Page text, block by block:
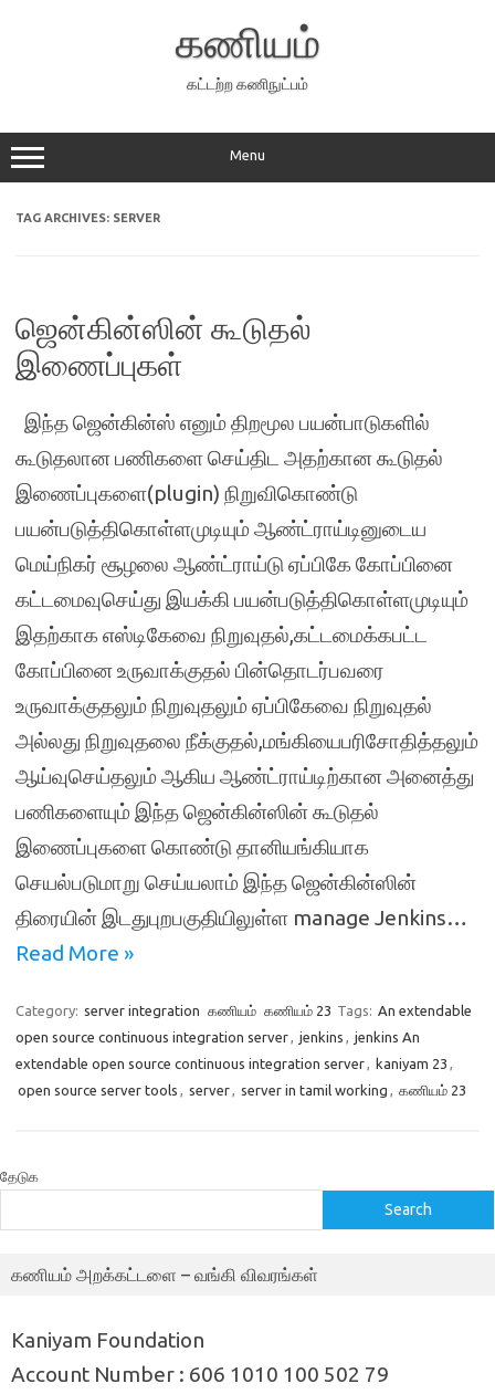
கணியம்
கட்டற்ற கணிநுட்பம்
Menu
TAG ARCHIVES: SERVER
ஜென்கின்ஸின் கூடுதல்
இணைப்புகள்
இந்த ஜென்கின்ஸ் எனும் திறமூல பயன்பாடுகளில்
கூடுதலான பணிகளை செய்திட அதற்கான கூடுதல்
இணைப்புகளை(plugin) நிறுவிகொண்டு
பயன்படுத்திகொள்ளமுடியும் ஆண்ட்ராய்டினுடைய
மெய்நிகர் சூழலை ஆண்ட்ராய்டு ஏப்பிகே கோப்பினை
கட்டமைவுசெய்து இயக்கி பயன்படுத்திகொள்ளமுடியும்
இதற்காக எஸ்டிகேவை நிறுவுதல்,கட்டமைக்கபட்ட
கோப்பினை உருவாக்குதல் பின்தொடர்பவரை
உருவாக்குதலும் நிறுவுதலும் ஏப்பிகேவை நிறுவுதல்
அல்லது நிறுவுதலை நீக்குதல்,மங்கியைபரிசோதித்தலும்
ஆய்வுசெய்தலும் ஆகிய ஆண்ட்ராய்டிற்கான அனைத்து
பணிகளையும் இந்த ஜென்கின்ஸின் கூடுதல்
இணைப்புகளை கொண்டு தானியங்கியாக
செயல்படுமாறு செய்யலாம் இந்த ஜென்கின்ஸின்
திரையின் இடதுபுறபகுதியிலுள்ள manage Jenkins…
Read More »
Category: server integration கணியம் கணியம் 23 Tags: An extendable
open source continuous integration server, jenkins , jenkins An
extendable open source continuous integration server, kaniyam 23 ,
open source server tools , server, server in tamil working , கணியம் 23
தேடுக
Search
கணியம் அறக்கட்டளை – வங்கி விவரங்கள்
Kaniyam Foundation
Account Number : 606 1010 100 502 79